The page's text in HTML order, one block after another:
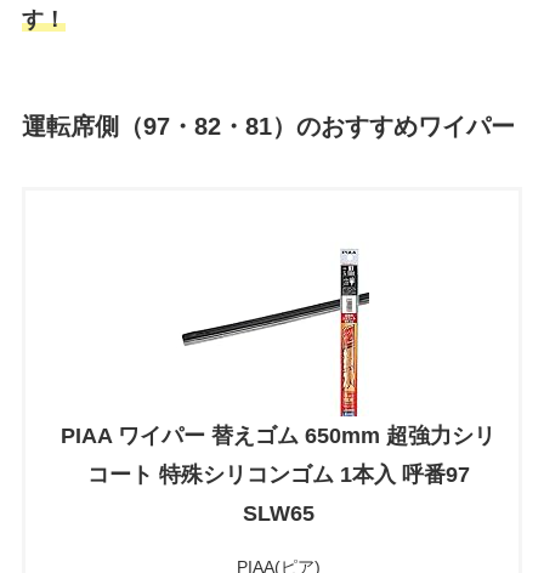
す！
運転席側（97・82・81）のおすすめワイパー
PIAA ワイパー 替えゴム 650mm 超強力シリ
コート 特殊シリコンゴム 1本入 呼番97
SLW65
PIAA(ピア)